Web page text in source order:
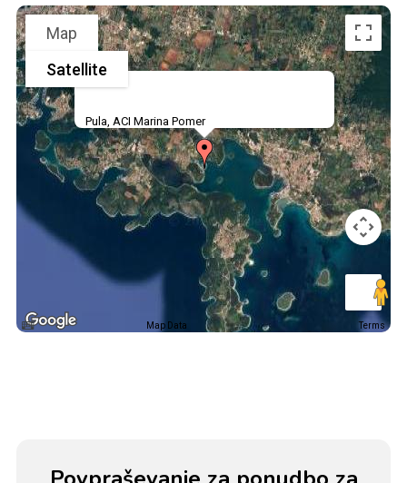
Pula, ACI Marina Pomer
Map
Satellite
Map Data Terms